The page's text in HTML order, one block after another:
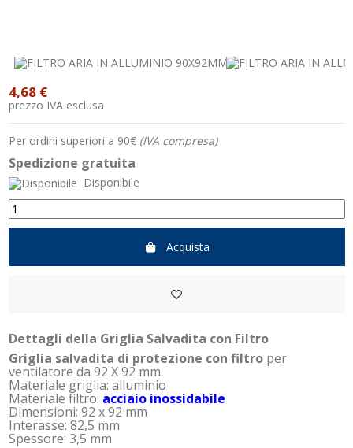
4,68 €
prezzo IVA esclusa
Per ordini superiori a 90€ (IVA compresa)
Spedizione gratuita
Disponibile
Acquista
Dettagli della Griglia Salvadita con Filtro
Griglia salvadita di protezione con filtroper
ventilatore da 92 X 92 mm.
Materiale griglia: alluminio
Materiale filtro: acciaio inossidabile
Dimensioni: 92 x 92 mm
Interasse: 82,5 mm
Spessore: 3,5 mm